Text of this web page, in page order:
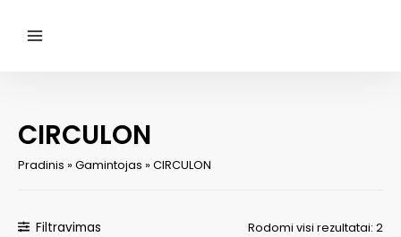
turinio
CIRCULON
Pradinis » Gamintojas » CIRCULON
Filtravimas Rodomi visi rezultatai: 2